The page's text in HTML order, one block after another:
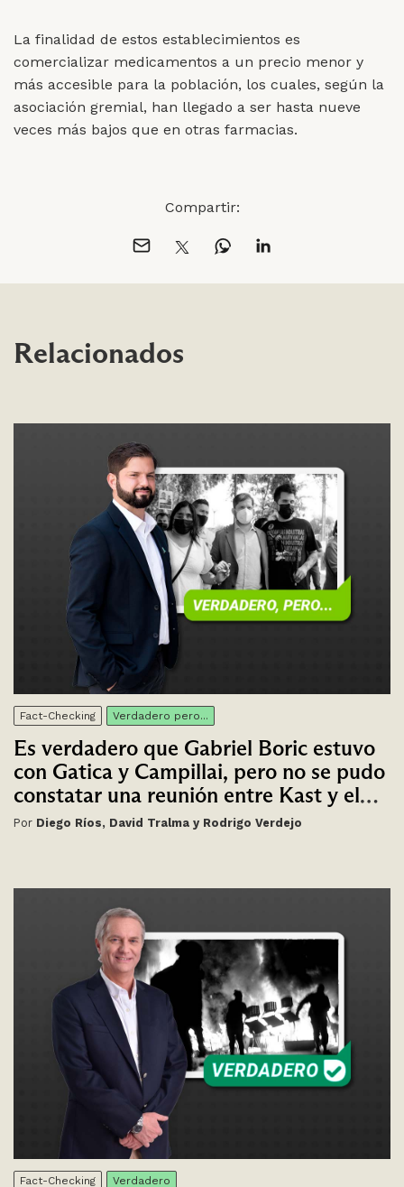
La finalidad de estos establecimientos es
comercializar medicamentos a un precio menor y
más accesible para la población, los cuales, según la
asociación gremial, han llegado a ser hasta nueve
veces más bajos que en otras farmacias.
Compartir:
Relacionados
Fact-Checking Verdadero pero...
Es verdadero que Gabriel Boric estuvo
con Gatica y Campillai, pero no se pudo
constatar una reunión entre Kast y el
carabinero Patricio Maturana
Por Diego Ríos, David Tralma y Rodrigo Verdejo
Fact-Checking Verdadero